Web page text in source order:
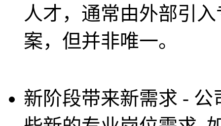
人才，通常由外部引
案，但并非唯一。
新阶段带来新需求 -